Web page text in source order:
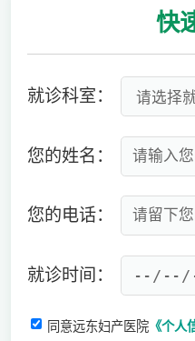
快
就诊科室：
您的姓名：
您的电话：
就诊时间：
同意远东妇产医院《个人